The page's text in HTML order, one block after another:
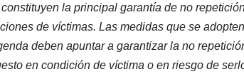
la principal garantía de no
de víctimas. Las medidas que se
deben apuntar a garantizar la no
en condición de víctima o en riesgo de